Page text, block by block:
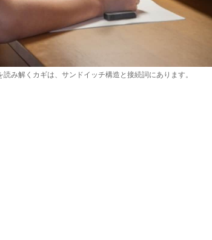
読み解くカギは、サンドイッチ構造と接続詞にあります。